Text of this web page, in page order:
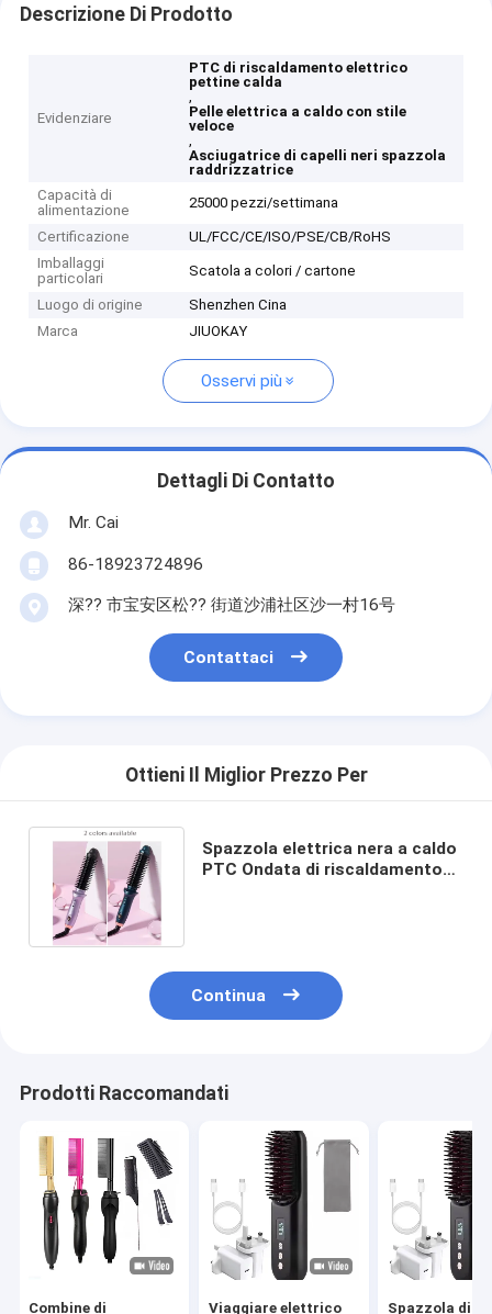
Descrizione Di Prodotto
Evidenziare
PTC di riscaldamento elettrico
pettine calda
,
Pelle elettrica a caldo con stile
veloce
,
Asciugatrice di capelli neri spazzola
raddrizzatrice
Capacità di
alimentazione
25000 pezzi/settimana
Certificazione
UL/FCC/CE/ISO/PSE/CB/RoHS
Imballaggi
particolari
Scatola a colori / cartone
Luogo di origine
Shenzhen Cina
Marca
JIUOKAY
Osservi più
Dettagli Di Contatto
Mr. Cai
86-18923724896
深?? 市宝安区松?? 街道沙浦社区沙一村16号
Contattaci
Ottieni Il Miglior Prezzo Per
Spazzola elettrica nera a caldo
PTC Ondata di riscaldamento
Continua
Prodotti Raccomandati
Combine di Viaggiare elettrico Spazzola di